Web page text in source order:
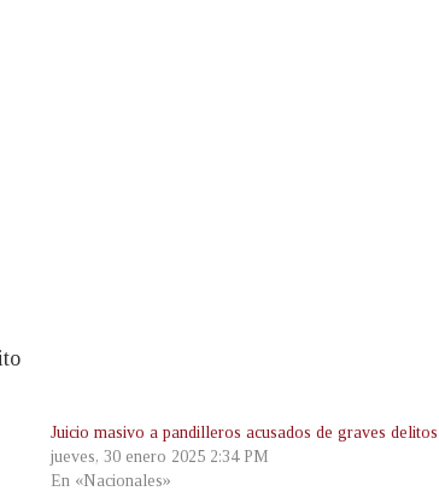
Juicio masivo a pandilleros acusados de graves delitos
jueves, 30 enero 2025 2:34 PM
En «Nacionales»